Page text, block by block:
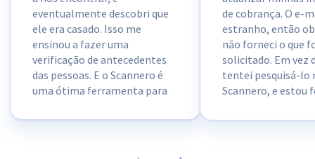
eventualmente descobri que
ele era casado. Isso me
ensinou a fazer uma
verificação de antecedentes
das pessoas. E o Scannero é
uma ótima ferramenta para
quando um cara não adiciona o
de cobrança. O e-
estranho, então
não forneci o que
solicitado. Em vez
tentei pesquisá-lo
Scannero, e estou
que esse e-mail é